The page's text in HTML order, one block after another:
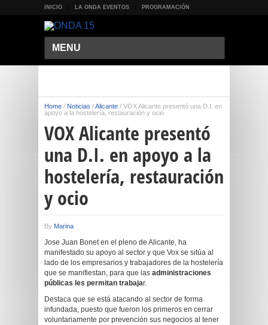
INICIO LA ONDA EVENTOS PROGRAMACIÓN
MENU
Home / Noticias /Alicante / VOX Alicante presentó una D.I. en
apoyo a la hostelería, restauración y ocio
VOX Alicante presentó
una D.I. en apoyo a la
hostelería, restauración
y ocio
By Marina
Jose Juan Bonet en el pleno de Alicante, ha
manifestado su apoyo al sector y que Vox se sitúa al
lado de los empresarios y trabajadores de la hostelería
que se manifiestan, para que las administraciones
públicas les permitan trabajar.
Destaca que se está atacando al sector de forma
infundada, puesto que fueron los primeros en cerrar
voluntariamente por prevención sus negocios al tener